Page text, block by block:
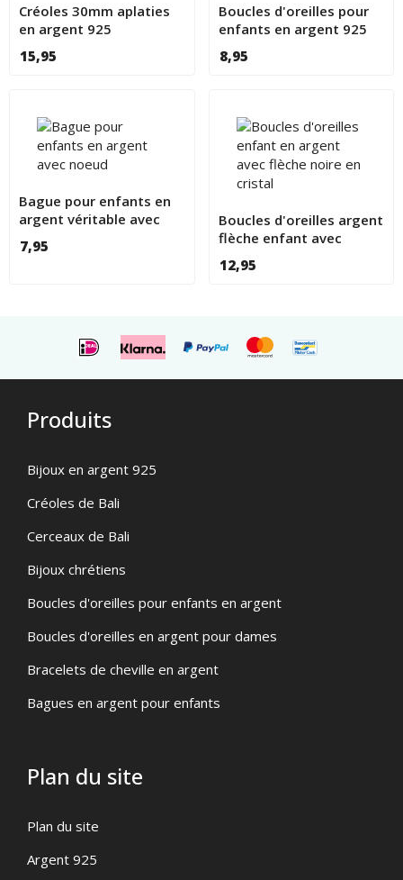
Créoles 30mm aplaties
en argent 925
15,95
Boucles d'oreilles pour
enfants en argent 925
8,95
Bague pour enfants en
argent véritable avec
7,95
Boucles d'oreilles argent
flèche enfant avec
12,95
Produits
Bijoux en argent 925
Créoles de Bali
Cerceaux de Bali
Bijoux chrétiens
Boucles d'oreilles pour enfants en argent
Boucles d'oreilles en argent pour dames
Bracelets de cheville en argent
Bagues en argent pour enfants
Plan du site
Plan du site
Argent 925